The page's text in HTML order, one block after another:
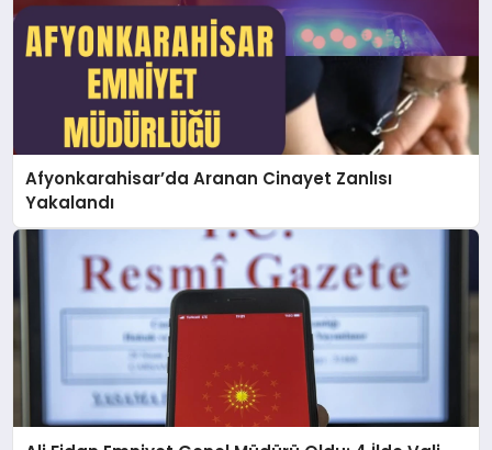
MAGAZIN
SAĞLIK
TEKNOLOJI
Afyonkarahisar’da Aranan Cinayet Zanlısı
Yakalandı